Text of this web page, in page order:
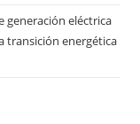
generación eléctrica
transición energética